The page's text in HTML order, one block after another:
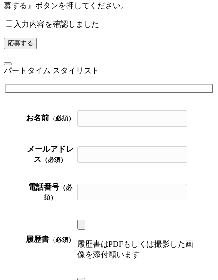
募する』ボタンを押してください。
入力内容を確認しました
パートタイム スタイリスト
お名前 （必須）
メールアドレ
ス （必須）
電話番号 （必
須）
履歴書 （必須）
履歴書はPDFもしくは撮影した画
像を添付願います